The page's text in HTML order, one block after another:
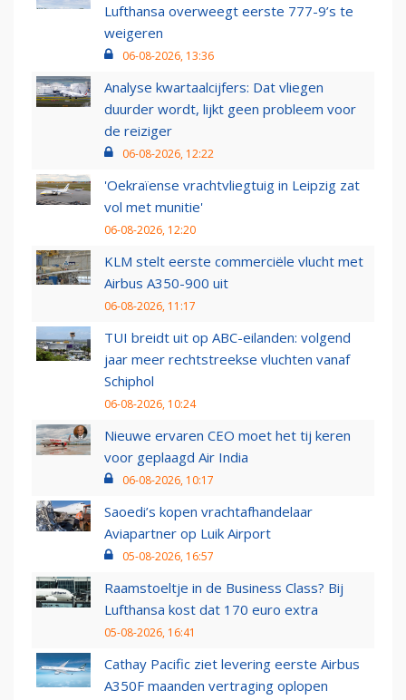
Lufthansa overweegt eerste 777-9’s te
weigeren
06-08-2026, 13:36
Analyse kwartaalcijfers: Dat vliegen
duurder wordt, lijkt geen probleem voor
de reiziger
06-08-2026, 12:22
'Oekraïense vrachtvliegtuig in Leipzig zat
vol met munitie'
06-08-2026, 12:20
KLM stelt eerste commerciële vlucht met
Airbus A350-900 uit
06-08-2026, 11:17
TUI breidt uit op ABC-eilanden: volgend
jaar meer rechtstreekse vluchten vanaf
Schiphol
06-08-2026, 10:24
Nieuwe ervaren CEO moet het tij keren
voor geplaagd Air India
06-08-2026, 10:17
Saoedi’s kopen vrachtafhandelaar
Aviapartner op Luik Airport
05-08-2026, 16:57
Raamstoeltje in de Business Class? Bij
Lufthansa kost dat 170 euro extra
05-08-2026, 16:41
Cathay Pacific ziet levering eerste Airbus
A350F maanden vertraging oplopen